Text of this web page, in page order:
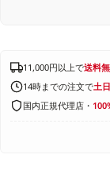
11,000円以上で送料
14時までの注文で土
国内正規代理店・